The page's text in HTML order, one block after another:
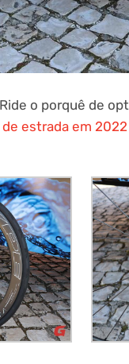
o porquê de
estrada em 2022